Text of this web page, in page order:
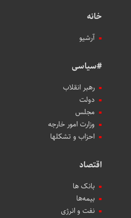
خانه
آرشیو
#سیاسی
رهبر انقلاب
دولت
مجلس
وزارت امور خارجه
احزاب و تشکلها
اقتصاد
بانک ها
بیمه‌ها
نفت و انرژی